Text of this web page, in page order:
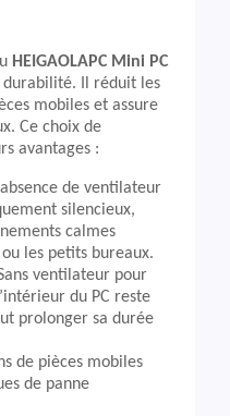
HEIGAOLAPC Mini PC
Il réduit les
mobiles et assure
Ce choix de
avantages :
de ventilateur
silencieux,
calmes
les petits bureaux.
ventilateur pour
du PC reste
prolonger sa durée
de pièces mobiles
de panne